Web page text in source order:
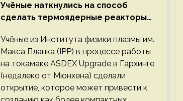
Учёные наткнулись на способ
сделать термоядерные реакторы
Учёные из Института физики плазмы им.
Макса Планка (IPP) в процессе работы
на токамаке ASDEX Upgrade в Гархинге
(недалеко от Мюнхена) сделали
открытие, которое может привести к